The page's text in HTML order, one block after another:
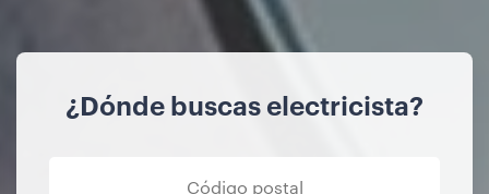
¿Dónde buscas electricista?